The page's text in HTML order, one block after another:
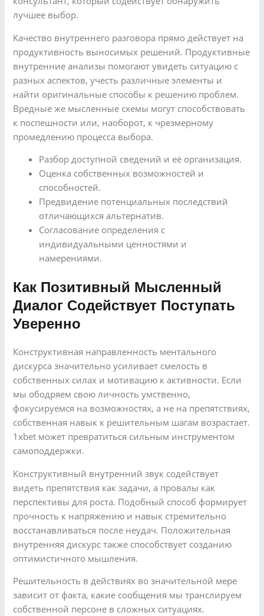
лучшее выбор.
Качество внутреннего разговора прямо действует на
продуктивность выносимых решений. Продуктивные
внутренние анализы помогают увидеть ситуацию с
разных аспектов, учесть различные элементы и
найти оригинальные способы к решению проблем.
Вредные же мысленные схемы могут способствовать
к поспешности или, наоборот, к чрезмерному
промедлению процесса выбора.
Разбор доступной сведений и её организация.
Оценка собственных возможностей и
способностей.
Предвидение потенциальных последствий
отличающихся альтернатив.
Согласование определения с
индивидуальными ценностями и
намерениями.
Как Позитивный Мысленный
Диалог Содействует Поступать
Уверенно
Конструктивная направленность ментального
дискурса значительно усиливает смелость в
собственных силах и мотивацию к активности. Если
мы ободряем свою личность умственно,
фокусируемся на возможностях, а не на препятствиях,
собственная навык к решительным шагам возрастает.
1xbet может превратиться сильным инструментом
самоподдержки.
Конструктивный внутренний звук содействует
видеть препятствия как задачи, а провалы как
перспективы для роста. Подобный способ формирует
прочность к напряжению и навык стремительно
восстанавливаться после неудач. Положительная
внутренняя дискурс также способствует созданию
оптимистичного мышления.
Решительность в действиях во значительной мере
зависит от факта, какие сообщения мы транслируем
собственной персоне в сложных ситуациях.